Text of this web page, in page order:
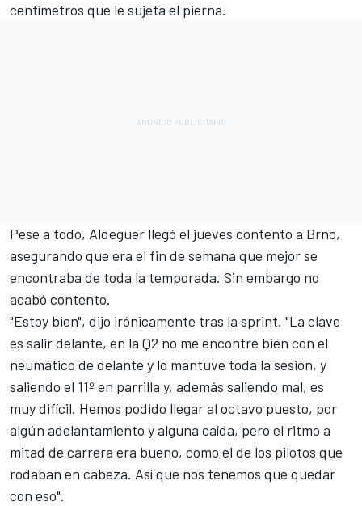
centímetros que le sujeta el pierna.
Pese a todo, Aldeguer llegó el jueves contento a Brno,
asegurando que era el fin de semana que mejor se
encontraba de toda la temporada. Sin embargo no
acabó contento.
"Estoy bien", dijo irónicamente tras la sprint. "La clave
es salir delante, en la Q2 no me encontré bien con el
neumático de delante y lo mantuve toda la sesión, y
saliendo el 11º en parrilla y, además saliendo mal, es
muy difícil. Hemos podido llegar al octavo puesto, por
algún adelantamiento y alguna caída, pero el ritmo a
mitad de carrera era bueno, como el de los pilotos que
rodaban en cabeza. Así que nos tenemos que quedar
con eso".